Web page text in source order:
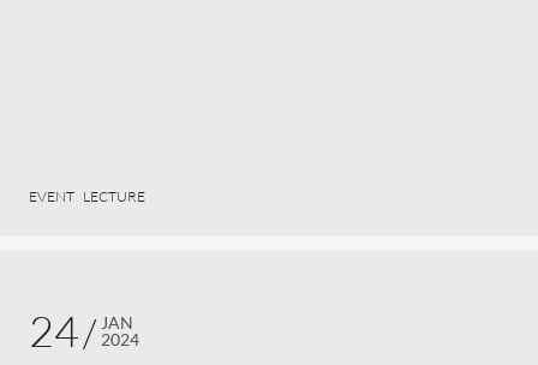
EVENT LECTURE
24
JAN
2024